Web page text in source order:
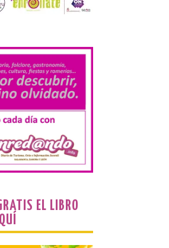
alianza con
se incorpora al
TAP Miles&Go:
acumularán
por cada euro
y experiencias
programa, que ya
10 años
EL LIBRO